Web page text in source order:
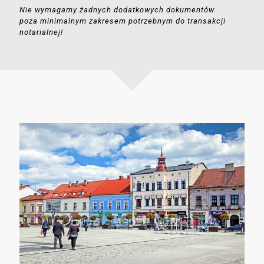
Nie wymagamy żadnych dodatkowych dokumentów
poza minimalnym zakresem potrzebnym do transakcji
notarialnej!